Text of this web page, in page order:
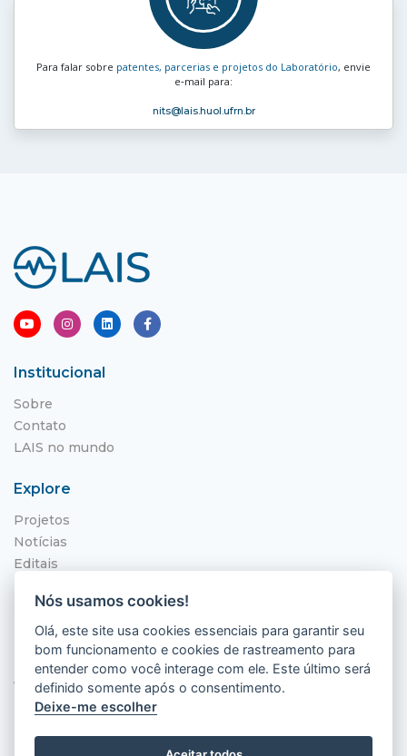
Para falar sobre patentes, parcerias e projetos do Laboratório, envie
e‑mail para:
nits@lais.huol.ufrn.br
Institucional
Sobre
Contato
LAIS no mundo
Explore
Projetos
Notícias
Editais
Localização
Hospital Universitário Onofre Lopes - HUOL
Av. Nilo Peçanha, 620 - Petrópolis
Natal - RN, 59012-300
Nós usamos cookies!
Olá, este site usa cookies essenciais para garantir seu
bom funcionamento e cookies de rastreamento para
entender como você interage com ele. Este último será
definido somente após o consentimento.
Deixe-me escolher